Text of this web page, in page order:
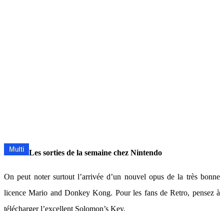
Les sorties de la semaine chez Nintendo
On peut noter surtout l’arrivée d’un nouvel opus de la très bonne
licence Mario and Donkey Kong. Pour les fans de Retro, pensez à
télécharger l’excellent Solomon’s Key.